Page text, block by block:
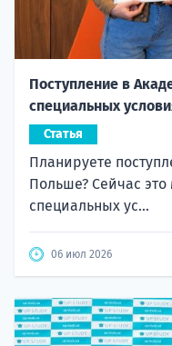
Поступление в
специальных
Статья
Планируете
Польше? Сейчас
специальных ус...
06 июл 2026